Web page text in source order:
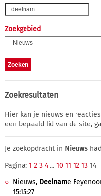
Zoekgebied
Zoekresultaten
Hier kan je nieuws en
een bepaald lid van de site,
Je zoekopdracht in Nieuws had
Pagina: 1 2 3 4 ... 10 11 12 13 14
Nieuws, Deelname
15:15:27